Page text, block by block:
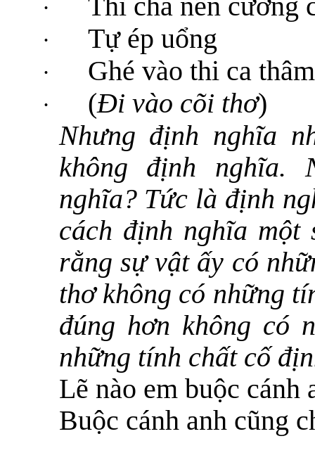
·
· Tự ép uổng
· Ghé vào thi ca
· (Đi vào cõi thơ)
Nhưng định nghĩa
không định nghĩa.
nghĩa? Tức là định
cách định nghĩa một
rằng sự vật ấy có
thơ không có những
đúng hơn không có
những tính chất cố
Lẽ nào em buộc cánh
Buộc cánh anh cũng